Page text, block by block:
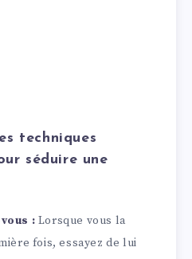
techniques
séduire une
: Lorsque vous la
fois, essayez de lui